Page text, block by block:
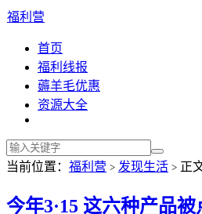
福利营
首页
福利线报
薅羊毛优惠
资源大全
当前位置： 福利营 > 发现生活 > 正
今年3·15 这六种产品被